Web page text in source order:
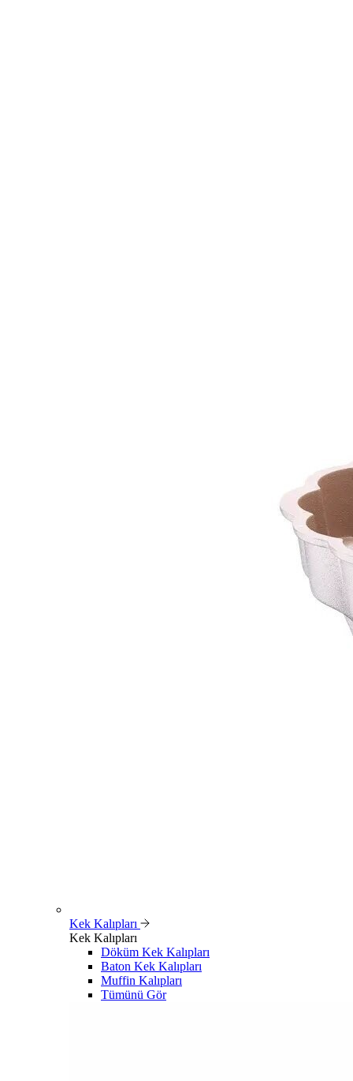
Kek Kalıpları
Kek Kalıpları
Döküm Kek Kalıpları
Baton Kek Kalıpları
Muffin Kalıpları
Tümünü Gör